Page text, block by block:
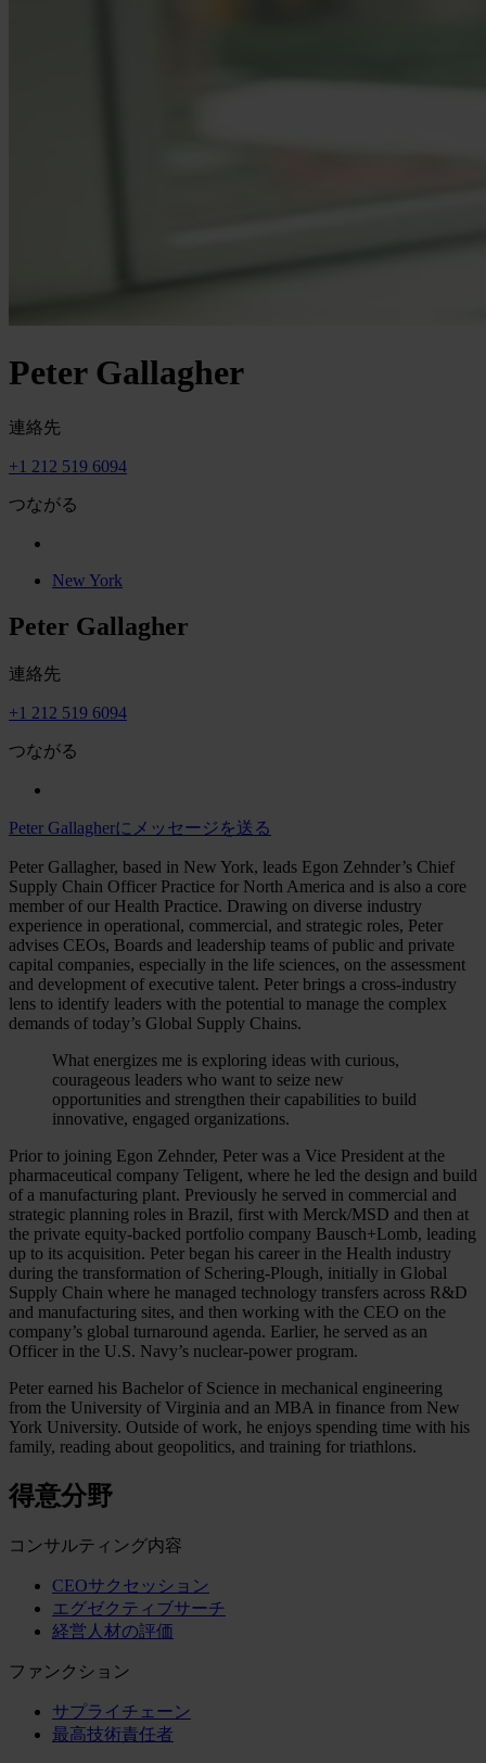
Peter Gallagher
連絡先
+1 212 519 6094
つながる
New York
Peter Gallagher
連絡先
+1 212 519 6094
つながる
Peter Gallagherにメッセージを送る
Peter Gallagher, based in New York, leads Egon Zehnder’s Chief
Supply Chain Officer Practice for North America and is also a core
member of our Health Practice. Drawing on diverse industry
experience in operational, commercial, and strategic roles, Peter
advises CEOs, Boards and leadership teams of public and private
capital companies, especially in the life sciences, on the assessment
and development of executive talent. Peter brings a cross-industry
lens to identify leaders with the potential to manage the complex
demands of today’s Global Supply Chains.
What energizes me is exploring ideas with curious,
courageous leaders who want to seize new
opportunities and strengthen their capabilities to build
innovative, engaged organizations.
Prior to joining Egon Zehnder, Peter was a Vice President at the
pharmaceutical company Teligent, where he led the design and build
of a manufacturing plant. Previously he served in commercial and
strategic planning roles in Brazil, first with Merck/MSD and then at
the private equity-backed portfolio company Bausch+Lomb, leading
up to its acquisition. Peter began his career in the Health industry
during the transformation of Schering-Plough, initially in Global
Supply Chain where he managed technology transfers across R&D
and manufacturing sites, and then working with the CEO on the
company’s global turnaround agenda. Earlier, he served as an
Officer in the U.S. Navy’s nuclear-power program.
Peter earned his Bachelor of Science in mechanical engineering
from the University of Virginia and an MBA in finance from New
York University. Outside of work, he enjoys spending time with his
family, reading about geopolitics, and training for triathlons.
得意分野
コンサルティング内容
CEOサクセッション
エグゼクティブサーチ
経営人材の評価
ファンクション
サプライチェーン
最高技術責任者